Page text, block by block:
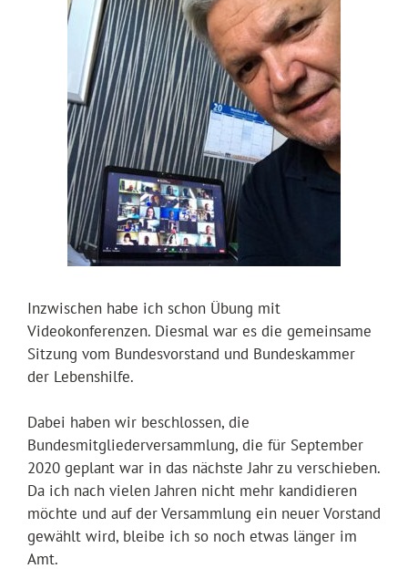
Inzwischen habe ich schon Übung mit
Videokonferenzen. Diesmal war es die gemeinsame
Sitzung vom Bundesvorstand und Bundeskammer
der Lebenshilfe.
Dabei haben wir beschlossen, die
Bundesmitgliederversammlung, die für September
2020 geplant war in das nächste Jahr zu verschieben.
Da ich nach vielen Jahren nicht mehr kandidieren
möchte und auf der Versammlung ein neuer Vorstand
gewählt wird, bleibe ich so noch etwas länger im
Amt.